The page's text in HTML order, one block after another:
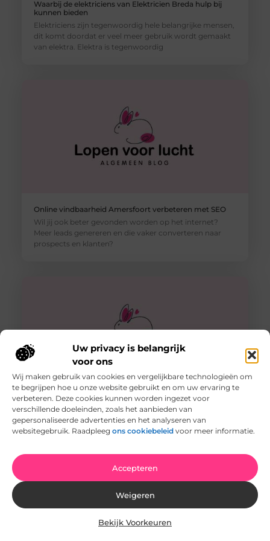
Uw privacy is belangrijk
voor ons
Wij maken gebruik van cookies en vergelijkbare technologieën om
te begrijpen hoe u onze website gebruikt en om uw ervaring te
verbeteren. Deze cookies kunnen worden ingezet voor
verschillende doeleinden, zoals het aanbieden van
gepersonaliseerde advertenties en het analyseren van
websitegebruik. Raadpleeg ons cookiebeleid voor meer informatie.
Accepteren
Weigeren
Bekijk Voorkeuren
Waarbij de elektriciens van Elektricien Breda hulp bij
kunnen bieden
Elektriciens zijn tegenwoordig hele belangrijke mensen,
dit komt doordat er veel meer gebruik wordt gemaakt
van elektra. Elektra is tegenwoordig
Online vindbaarheid Amersfoort verbeteren met SEO
Wil jij ook beter gevonden worden op het internet?
Meer leads genereren en die vaker converteren naar
prospects en klanten?
Snel een schoon huis door schoonmaakbedrijf in
Enschede
Een schoonmaakbedrijf in Enschede kan je goed helpen
met je huis super schoon maken. Ze kunnen wekelijks